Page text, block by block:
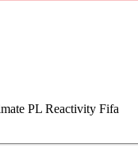
PL Reactivity Fifa